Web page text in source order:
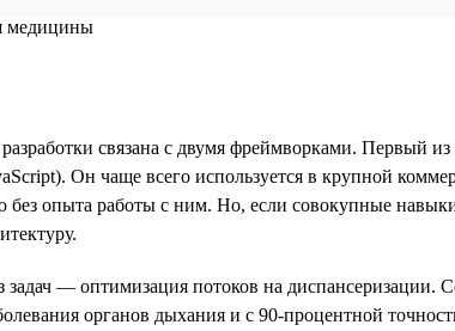
связана с двумя фреймворками. Первый
Он чаще всего используется в крупной
опыта работы с ним. Но, если совокупные
— оптимизация потоков на диспансеризации.
органов дыхания и с 90-процентной